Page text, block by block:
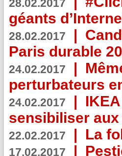
28.02.2017
géants
28.02.2017 |
Paris durable
24.02.2017 |
perturbateurs
24.02.2017 |
sensibiliser
22.02.2017 | La
17.02.2017 |